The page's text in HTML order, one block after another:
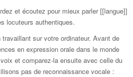
et écoutez pour mieux parler [[langue]]
locuteurs authentiques.
sur votre ordinateur. Avant de
en expression orale dans le monde
et comparez-la ensuite avec celle du
pas de reconnaissance vocale :